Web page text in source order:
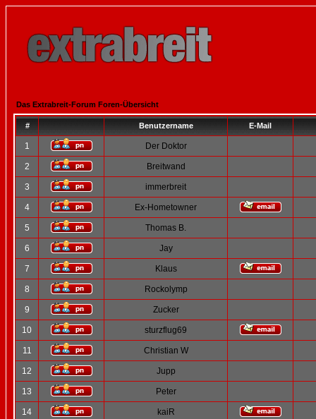
Das Extrabreit-Forum Foren-Übersicht
# Benutzername E-Mail
1 Der Doktor
2 Breitwand
3 immerbreit
4 Ex-Hometowner
5 Thomas B.
6 Jay
7 Klaus
8 Rockolymp
9 Zucker
10 sturzflug69
11 Christian W
12 Jupp
13 Peter
14 kaiR